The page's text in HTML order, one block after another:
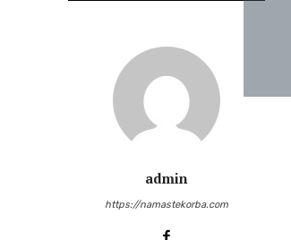
admin
https://namastekorba.com